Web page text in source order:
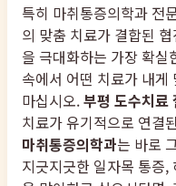
특히 마취통증의학과 전
의 맞춤 치료가 결합된
을 극대화하는 가장 확실
속에서 어떤 치료가 내게
마십시오.부평 도수치료
치료가 유기적으로 연결
마취통증의학과는 바로
지긋지긋한 일자목 통증,